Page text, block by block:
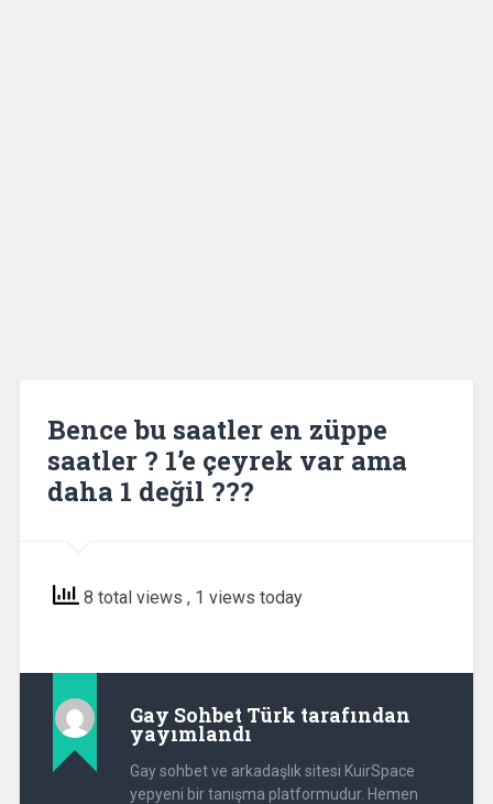
Bence bu saatler en züppe
saatler ? 1’e çeyrek var ama
daha 1 değil ???
8 total views , 1 views today
Gay Sohbet Türk tarafından
yayımlandı
Gay sohbet ve arkadaşlık sitesi KuirSpace
yepyeni bir tanışma platformudur. Hemen